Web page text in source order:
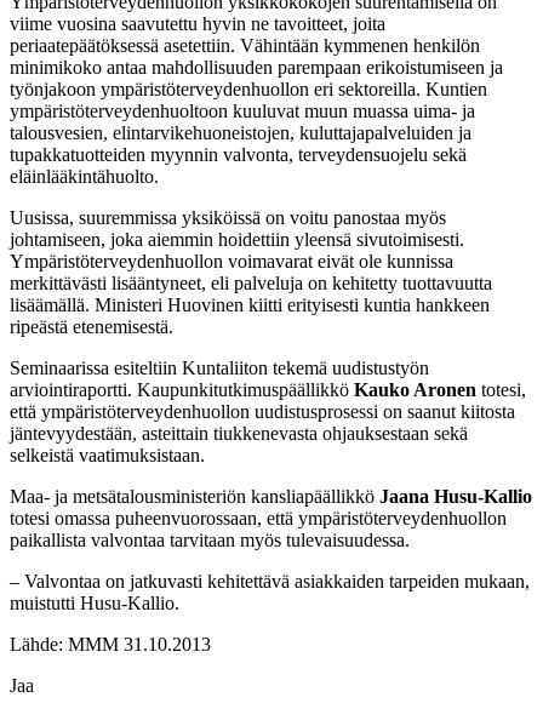
viime vuosina saavutettu hyvin ne tavoitteet, joita
periaatepäätöksessä asetettiin. Vähintään kymmenen henkilön
minimikoko antaa mahdollisuuden parempaan erikoistumiseen ja
työnjakoon ympäristöterveydenhuollon eri sektoreilla. Kuntien
ympäristöterveydenhuoltoon kuuluvat muun muassa uima- ja
talousvesien, elintarvikehuoneistojen, kuluttajapalveluiden ja
tupakkatuotteiden myynnin valvonta, terveydensuojelu sekä
eläinlääkintähuolto.
Uusissa, suuremmissa yksiköissä on voitu panostaa myös
johtamiseen, joka aiemmin hoidettiin yleensä sivutoimisesti.
Ympäristöterveydenhuollon voimavarat eivät ole kunnissa
merkittävästi lisääntyneet, eli palveluja on kehitetty tuottavuutta
lisäämällä. Ministeri Huovinen kiitti erityisesti kuntia hankkeen
ripeästä etenemisestä.
Seminaarissa esiteltiin Kuntaliiton tekemä uudistustyön
arviointiraportti. Kaupunkitutkimuspäällikkö Kauko Aronen totesi,
että ympäristöterveydenhuollon uudistusprosessi on saanut kiitosta
jäntevyydestään, asteittain tiukkenevasta ohjauksestaan sekä
selkeistä vaatimuksistaan.
Maa- ja metsätalousministeriön kansliapäällikkö Jaana Husu-Kallio
totesi omassa puheenvuorossaan, että ympäristöterveydenhuollon
paikallista valvontaa tarvitaan myös tulevaisuudessa.
– Valvontaa on jatkuvasti kehitettävä asiakkaiden tarpeiden mukaan,
muistutti Husu-Kallio.
Lähde: MMM 31.10.2013
Jaa